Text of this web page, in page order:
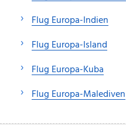
Flug Europa-Indien
Flug Europa-Island
Flug Europa-Kuba
Flug Europa-Malediven